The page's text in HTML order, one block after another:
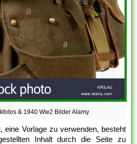
& 1940 Ww2 Bilder Alamy
eine Vorlage zu verwenden, besteht
Inhalt durch die Seite zu